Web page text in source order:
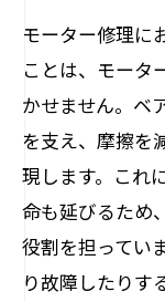
モーター修理に
ことは、モータ
かせません。ベ
を支え、摩擦を
現します。これ
命も延びるため
役割を担ってい
り故障したりす